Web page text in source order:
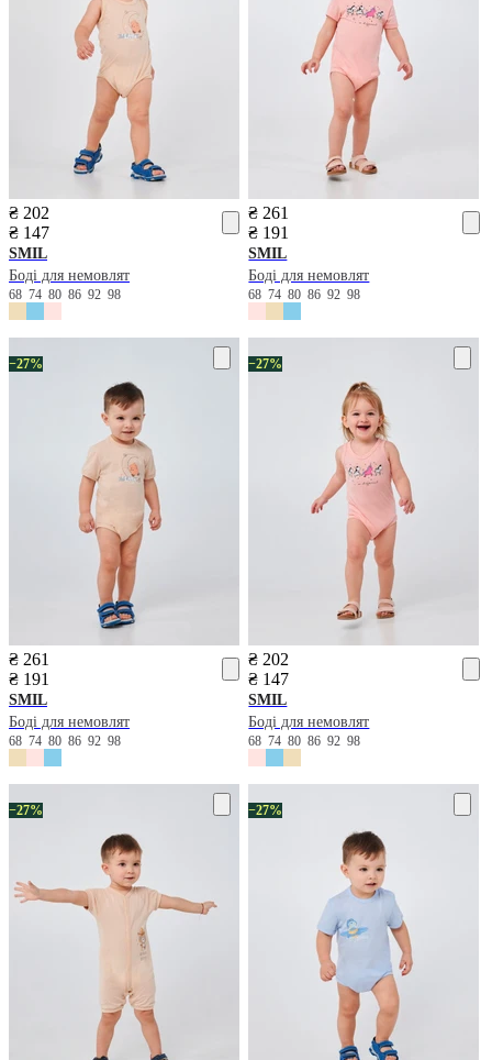
₴ 202
₴ 147
SMIL
Боді для немовлят
68 74 80 86 92 98
₴ 261
₴ 191
SMIL
Боді для немовлят
687480869298
−27%
₴ 261
₴ 191
SMIL
Боді для немовлят
68 74 80 86 92 98
−27%
₴ 202
₴ 147
SMIL
Боді для немовлят
687480869298
−27% −27%